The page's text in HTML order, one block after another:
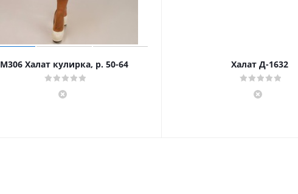
М306 Халат кулирка, р. 50-64 Халат Д-1632